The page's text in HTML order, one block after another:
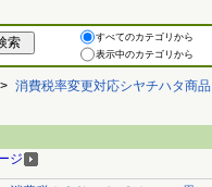
すべてのカテゴリから
表示中のカテゴリから
> 消費税率変更対応シヤチハタ商品
ジ